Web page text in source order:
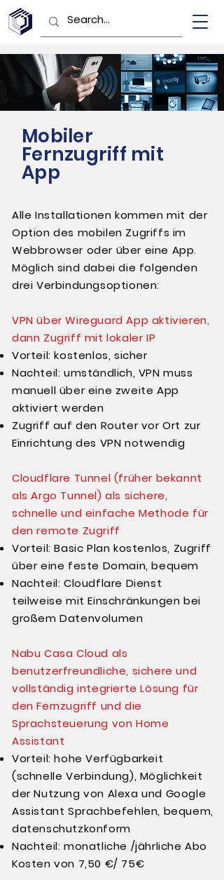
Mobiler
Fernzugriff mit
App
Alle Installationen kommen mit der
Option des mobilen Zugriffs im
Webbrowser oder über eine App.
Möglich sind dabei die folgenden
drei Verbindungsoptionen:
VPN über Wireguard App aktivieren,
dann Zugriff mit lokaler IP
Vorteil: kostenlos, sicher
Nachteil: umständlich, VPN muss
manuell über eine zweite App
aktiviert werden
Zugriff auf den Router vor Ort zur
Einrichtung des VPN notwendig
Cloudflare Tunnel (früher bekannt
als Argo Tunnel) als sichere,
schnelle und einfache Methode für
den remote Zugriff
Vorteil: Basic Plan kostenlos, Zugriff
über eine feste Domain, bequem
Nachteil: Cloudflare Dienst
teilweise mit Einschränkungen bei
großem Datenvolumen
Nabu Casa Cloud als
benutzerfreundliche, sichere und
vollständig integrierte Lösung für
den Fernzugriff und die
Sprachsteuerung von Home
Assistant
Vorteil: hohe Verfügbarkeit
(schnelle Verbindung), Möglichkeit
der Nutzung von Alexa und Google
Assistant Sprachbefehlen, bequem,
datenschutzkonform
Nachteil: monatliche /jährliche Abo
Kosten von 7,50 €/ 75€